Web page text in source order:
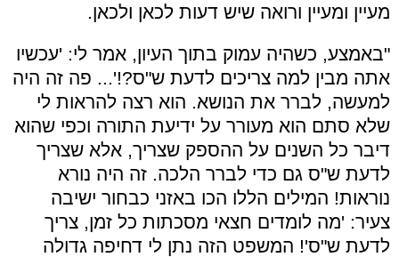
מעיין ומעיין ורואה שיש דעות לכאן ולכאן.
"באמצע, כשהיה עמוק בתוך העיון, אמר לי: 'עכשיו
אתה מבין למה צריכים לדעת ש"ס?!'... פה זה היה
למעשה, לברר את הנושא. הוא רצה להראות לי
שלא סתם הוא מעורר על ידיעת התורה וכפי שהוא
דיבר כל השנים על ההספק שצריך, אלא שצריך
לדעת ש"ס גם כדי לברר הלכה. זה היה נורא
נוראות! המילים הללו הכו באזני כבחור ישיבה
צעיר: 'מה לומדים חצאי מסכתות כל זמן, צריך
לדעת ש"ס'! המשפט הזה נתן לי דחיפה גדולה